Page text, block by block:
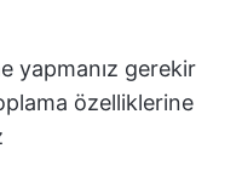
yapmanız gerekir
özelliklerine